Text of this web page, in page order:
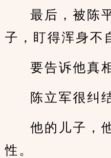
最后，被陈
子，盯得浑身不
要告诉他真
陈立军很纠
他的儿子，
性。